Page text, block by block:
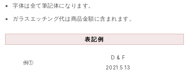
字体は全て筆記体になります。
ガラスエッチング代は商品金額に含まれます。
表記例
例①
D & F
2021.5.13